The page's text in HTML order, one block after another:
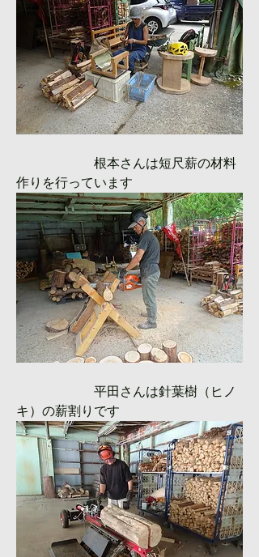
根本さんは短尺薪の材料
作りを行っています
平田さんは針葉樹（ヒノ
キ）の薪割りです